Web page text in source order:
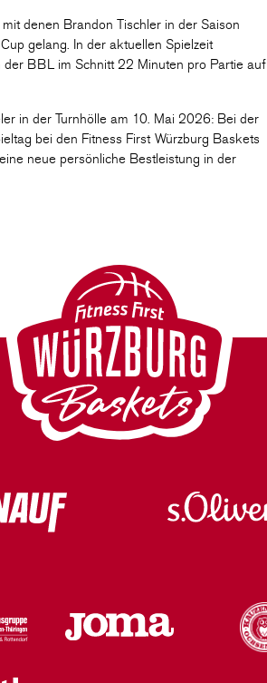
denen Brandon Tischler in der Saison
gelang. In der aktuellen Spielzeit
BBL im Schnitt 22 Minuten pro Partie auf
in der Turnhölle am 10. Mai 2026: Bei der
bei den Fitness First Würzburg Baskets
neue persönliche Bestleistung in der